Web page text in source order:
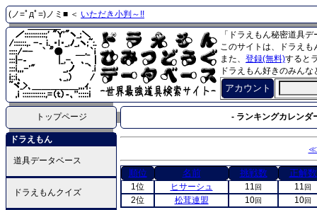
(ノ=ﾟдﾟ=)ノミ■ ＜ いただき小判～!!
「ドラえもん秘密道具
このサイトは、ドラえ
また、 登録(無料)すると
ドラえもん好きのみん
アカウント
トップページ - ランキングカレンダ
ドラえもん
道具データベース
ドラえもんクイズ
順位 名前 挑戦数 正解数
1位 ヒサーシュ 11 回 11 回
2位 松茸連盟 10回 10回